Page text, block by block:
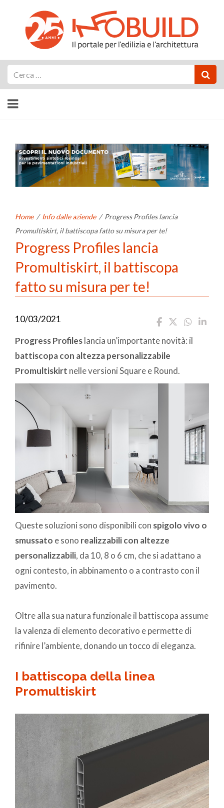
Home / Info dalle aziende / Progress Profiles lancia
Promultiskirt, il battiscopa fatto su misura per te!
Progress Profiles lancia
Promultiskirt, il battiscopa
fatto su misura per te!
10/03/2021
Progress Profileslancia un’importante novità: il
battiscopa con altezza personalizzabile
Promultiskirt nelle versioni Square e Round.
Queste soluzioni sono disponibili con spigolo vivo o
smussato e sono realizzabili con altezze
personalizzabili, da 10, 8 o 6 cm, che si adattano a
ogni contesto, in abbinamento o a contrasto con il
pavimento.
Oltre alla sua natura funzionale il battiscopa assume
la valenza di elemento decorativo e permette di
rifinire l’ambiente, donando un tocco di eleganza.
I battiscopa della linea
Promultiskirt